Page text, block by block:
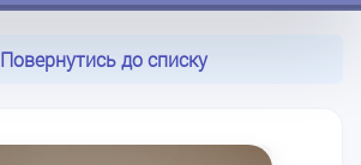
Повернутись до списку